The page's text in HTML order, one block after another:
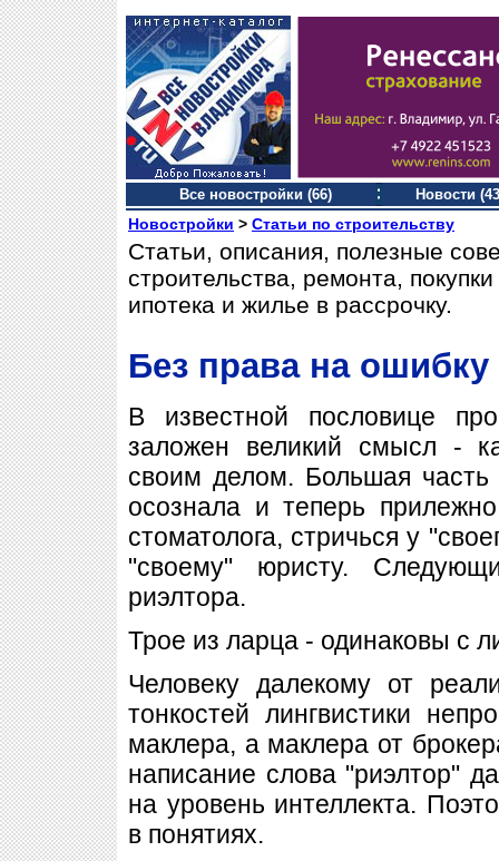
Все новостройки (66) Новости
Новостройки > Статьи по строительству
Статьи, описания, полезные
строительства, ремонта,
ипотека и жилье в рассрочку.
Без права на ошибку
В известной пословице
заложен великий смысл -
своим делом. Большая
осознала и теперь
стоматолога, стричься у
"своему" юристу.
риэлтора.
Трое из ларца - одинаковы с
Человеку далекому от
тонкостей лингвистики
маклера, а маклера от
написание слова "риэлтор"
на уровень интеллекта.
в понятиях.